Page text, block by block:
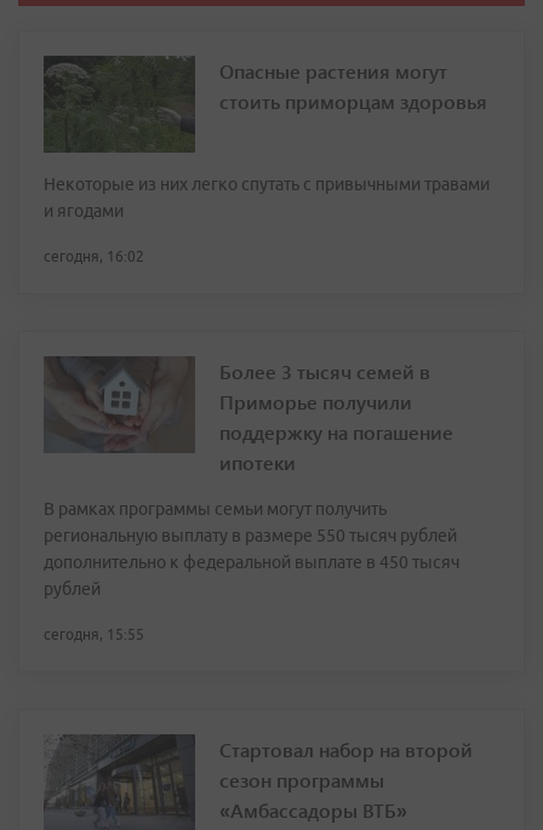
Опасные растения могут
стоить приморцам здоровья
Некоторые из них легко спутать с привычными травами
и ягодами
сегодня, 16:02
Более 3 тысяч семей в
Приморье получили
поддержку на погашение
ипотеки
В рамках программы семьи могут получить
региональную выплату в размере 550 тысяч рублей
дополнительно к федеральной выплате в 450 тысяч
рублей
сегодня, 15:55
Стартовал набор на второй
сезон программы
«Амбассадоры ВТБ»